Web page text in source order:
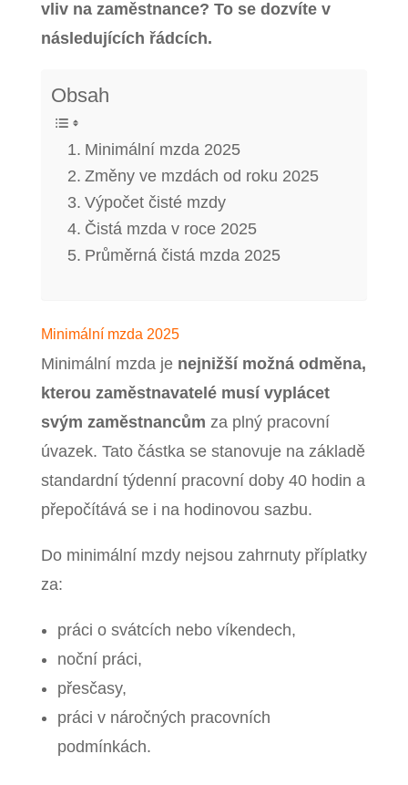
vliv na zaměstnance? To se dozvíte v
následujících řádcích.
Obsah
Minimální mzda 2025
Změny ve mzdách od roku 2025
Výpočet čisté mzdy
Čistá mzda v roce 2025
Průměrná čistá mzda 2025
Minimální mzda 2025
Minimální mzda je nejnižší možná odměna,
kterou zaměstnavatelé musí vyplácet
svým zaměstnancům za plný pracovní
úvazek. Tato částka se stanovuje na základě
standardní týdenní pracovní doby 40 hodin a
přepočítává se i na hodinovou sazbu.
Do minimální mzdy nejsou zahrnuty příplatky
za:
práci o svátcích nebo víkendech,
noční práci,
přesčasy,
práci v náročných pracovních
podmínkách.